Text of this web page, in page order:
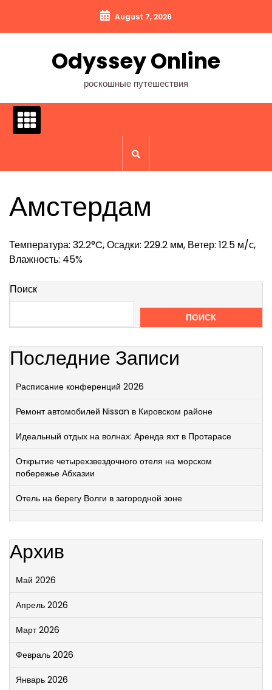
содержимому
August 7, 2026
Odyssey Online
роскошные путешествия
Амстердам
Температура: 32.2°C, Осадки: 229.2 мм, Ветер: 12.5 м/с,
Влажность: 45%
Поиск
ПОИСК
Последние Записи
Расписание конференций 2026
Ремонт автомобилей Nissan в Кировском районе
Идеальный отдых на волнах: Аренда яхт в Протарасе
Открытие четырехзвездочного отеля на морском
побережье Абхазии
Отель на берегу Волги в загородной зоне
Архив
Май 2026
Апрель 2026
Март 2026
Февраль 2026
Январь 2026